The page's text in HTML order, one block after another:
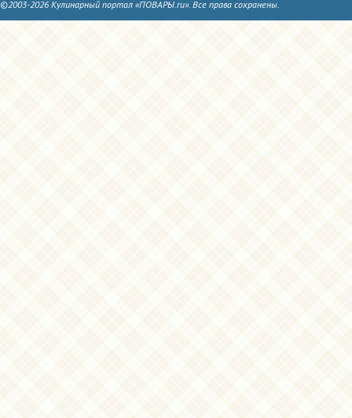
©2003-2026 Кулинарный портал «ПОВАРЫ.ru». Все права сохранены.